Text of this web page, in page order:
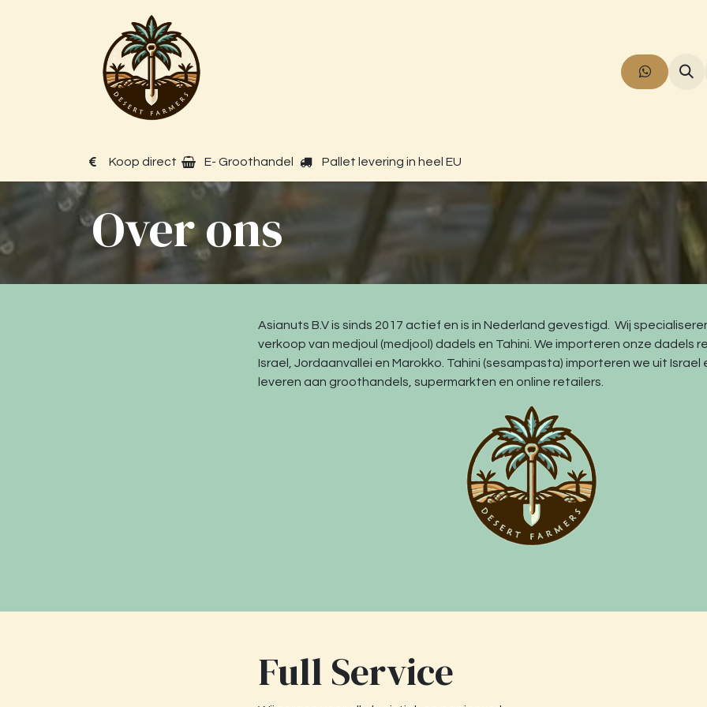
Contact
Koop direct E- Groothandel Pallet levering in heel EU
Over ons
Asianuts B.V is sinds 2017 actief en is in Nederland gevestigd. Wij
verkoop van medjoul (medjool) dadels en Tahini. We importeren onze dadels
Israel, Jordaanvallei en Marokko. Tahini (sesampasta) importeren we uit Israel
leveren aan groothandels, supermarkten en online retailers.
Full Service